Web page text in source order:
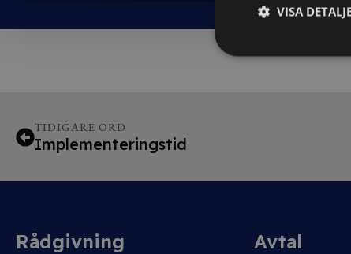
TIDIGARE ORD
Implementeringstid
Rådgivning Avtal
VISA